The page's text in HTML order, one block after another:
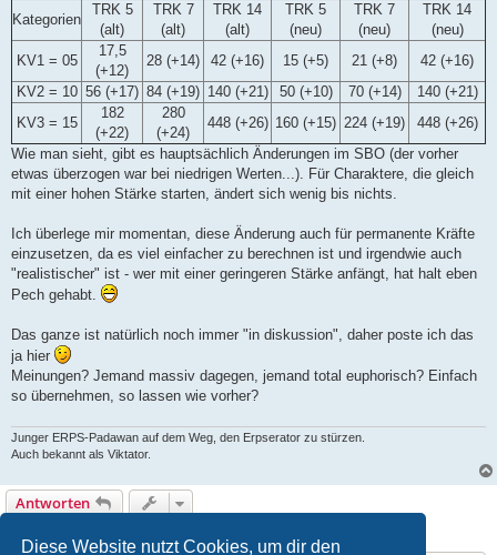
Diese Website nutzt Cookies, um dir den
Kategorien
TRK 5
(alt)
TRK 7
(alt)
TRK 14
(alt)
TRK 5
(neu)
TRK 7
(neu)
TRK 14
(neu)
KV1 = 05
17,5
(+12)
28 (+14) 42 (+16) 15 (+5) 21 (+8)
42 (+16)
KV2 = 10 56 (+17) 84 (+19) 140 (+21) 50 (+10) 70 (+14)
140 (+21)
KV3 = 15
182
(+22)
280
(+24)
448 (+26) 160 (+15) 224 (+19)
448 (+26)
Wie man sieht, gibt es hauptsächlich Änderungen im SBO (der vorher
etwas überzogen war bei niedrigen Werten...). Für Charaktere, die gleich
mit einer hohen Stärke starten, ändert sich wenig bis nichts.
Ich überlege mir momentan, diese Änderung auch für permanente Kräfte
einzusetzen, da es viel einfacher zu berechnen ist und irgendwie auch
"realistischer" ist - wer mit einer geringeren Stärke anfängt, hat halt eben
Pech gehabt.
Das ganze ist natürlich noch immer "in diskussion", daher poste ich das
ja hier
Meinungen? Jemand massiv dagegen, jemand total euphorisch? Einfach
so übernehmen, so lassen wie vorher?
Junger ERPS-Padawan auf dem Weg, den Erpserator zu stürzen.
Auch bekannt als Viktator.
Antworten